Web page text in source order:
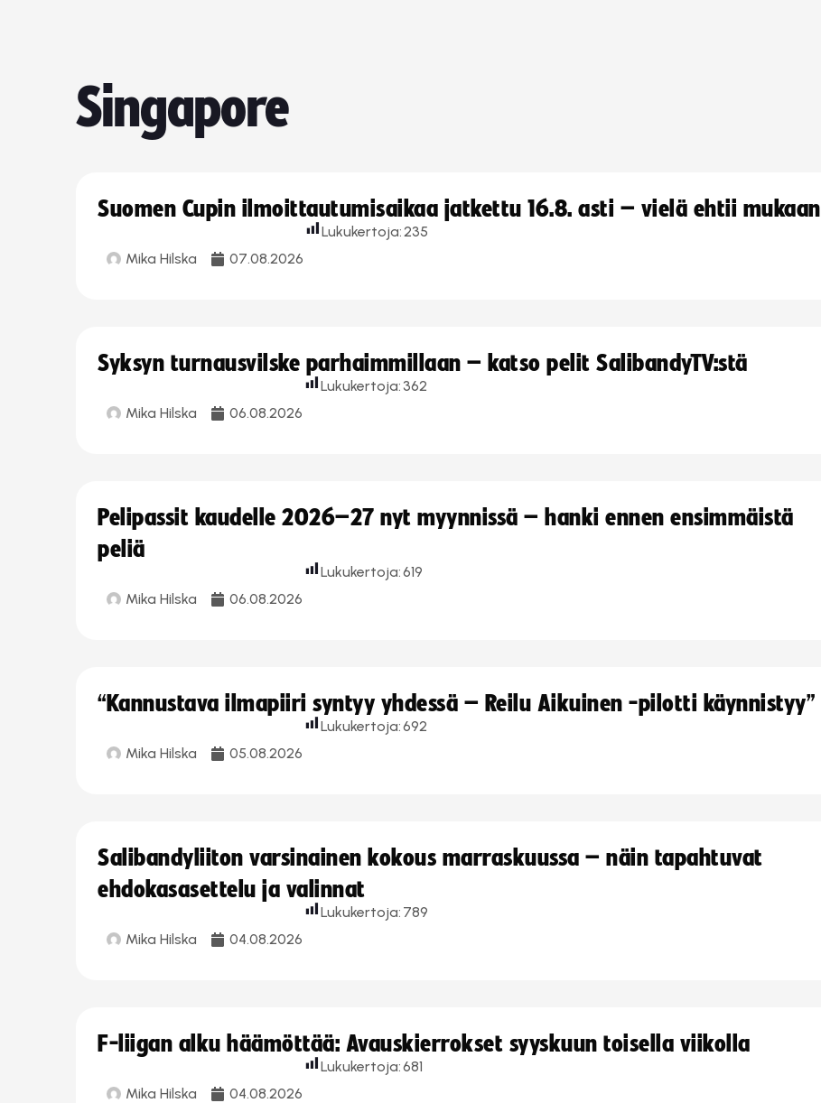
Singapore
Suomen Cupin ilmoittautumisaikaa jatkettu 16.8. asti – vielä ehtii mukaan
Mika Hilska 07.08.2026
Lukukertoja:235
Syksyn turnausvilske parhaimmillaan – katso pelit SalibandyTV:stä
Mika Hilska 06.08.2026
Lukukertoja: 362
Pelipassit kaudelle 2026–27 nyt myynnissä – hanki ennen ensimmäistä
peliä
Mika Hilska 06.08.2026
Lukukertoja:619
“Kannustava ilmapiiri syntyy yhdessä – Reilu Aikuinen -pilotti käynnistyy”
Mika Hilska 05.08.2026
Lukukertoja:692
Salibandyliiton varsinainen kokous marraskuussa – näin tapahtuvat
ehdokasasettelu ja valinnat
Mika Hilska 04.08.2026
Lukukertoja: 789
F-liigan alku häämöttää: Avauskierrokset syyskuun toisella viikolla
Mika Hilska 04.08.2026
Lukukertoja:681